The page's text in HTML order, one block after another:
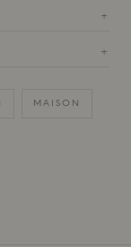
+
+
MAISON